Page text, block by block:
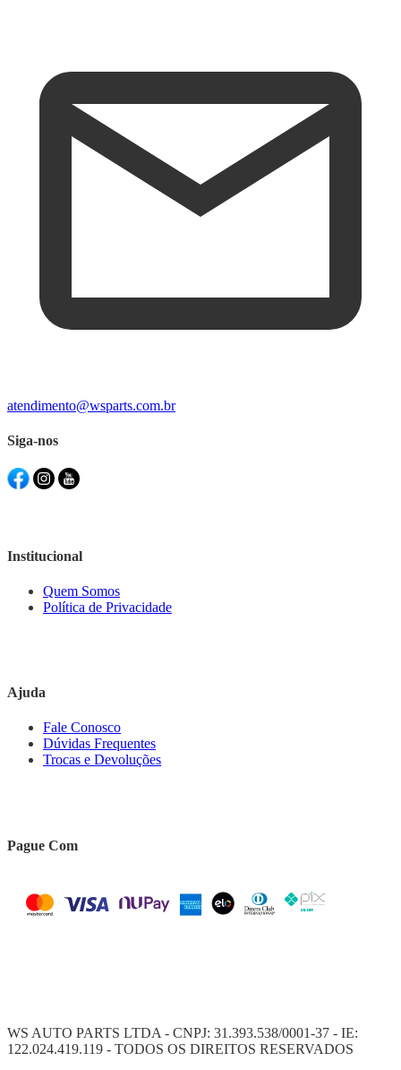
atendimento@wsparts.com.br
Siga-nos
Institucional
Quem Somos
Política de Privacidade
Ajuda
Fale Conosco
Dúvidas Frequentes
Trocas e Devoluções
Pague Com
WS AUTO PARTS LTDA - CNPJ: 31.393.538/0001-37 - IE:
122.024.419.119 - TODOS OS DIREITOS RESERVADOS